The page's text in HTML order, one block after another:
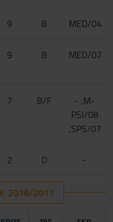
9 B MED/04
[II Anno -
[III Anno -
9 B MED/07
7 B/F
- ,M-
PSI/08
,SPS/07
2 D -
2016/2017